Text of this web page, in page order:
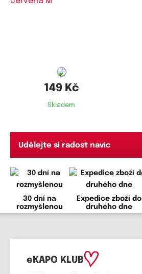
149 Kč
Skladem
Udělejte si radost navíc
30 dní na
rozmyšlenou
Expedice zboží do
druhého dne
eKAPO KLUB